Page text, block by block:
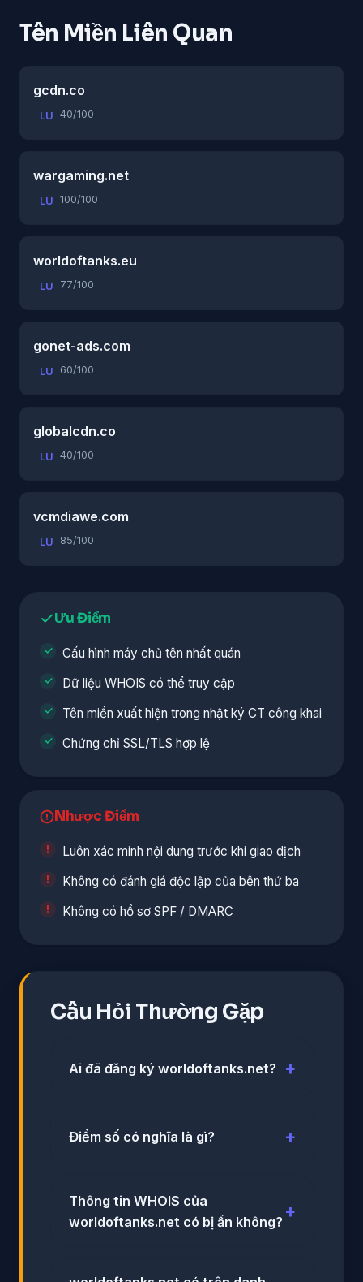
Tên Miền Liên Quan
gcdn.co
LU 40/100
wargaming.net
LU 100/100
worldoftanks.eu
LU 77/100
gonet-ads.com
LU 60/100
globalcdn.co
LU 40/100
vcmdiawe.com
LU 85/100
Ưu Điểm
Cấu hình máy chủ tên nhất quán
Dữ liệu WHOIS có thể truy cập
Tên miền xuất hiện trong nhật ký CT công khai
Chứng chỉ SSL/TLS hợp lệ
Nhược Điểm
Luôn xác minh nội dung trước khi giao dịch
Không có đánh giá độc lập của bên thứ ba
Không có hồ sơ SPF / DMARC
Câu Hỏi Thường Gặp
Ai đã đăng ký worldoftanks.net?
Điểm số có nghĩa là gì?
Thông tin WHOIS của
worldoftanks.net có bị ẩn không?